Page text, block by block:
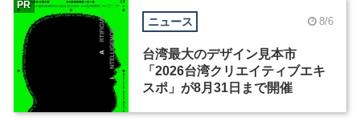
ニュース 8/6
台湾最大のデザイン見本市
「2026台湾クリエイティブエキ
スポ」が8月31日まで開催
PR